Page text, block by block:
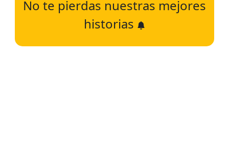
No te pierdas nuestras mejores
historias